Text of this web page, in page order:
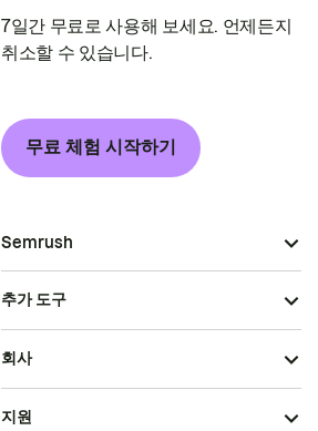
7일간 무료로 사용해 보세요. 언제든지
취소할 수 있습니다.
무료 체험 시작하기
Semrush
추가 도구
회사
지원